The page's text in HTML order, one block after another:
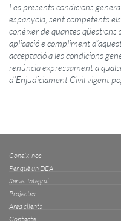
Les presents condicions
espanyola, sent competents
conèixer de quantes qüestions
aplicació e compliment
acceptació a les condicions
renúncia expressament a
d’Enjudiciament Civil vigent
Coneix-nos
Per què un DEA
Servei Integral
Projectes
Àrea clients
Contacte